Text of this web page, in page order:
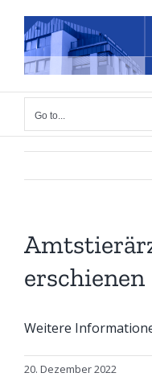
content
Go to...
erschienen
Weitere
20. Dezember 2022